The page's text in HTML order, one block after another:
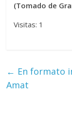
(Tomado de
Visitas: 1
← En formato
Amat